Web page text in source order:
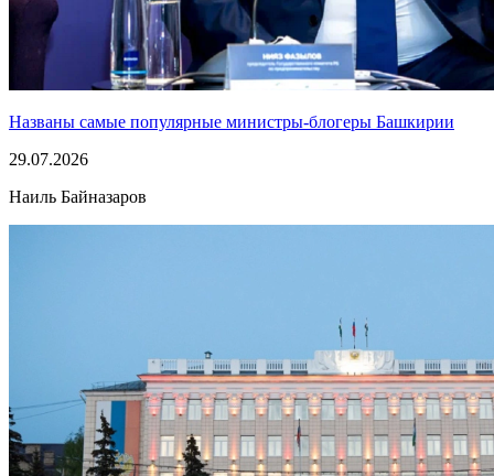
Названы самые популярные министры-блогеры Башкирии
29.07.2026
Наиль Байназаров